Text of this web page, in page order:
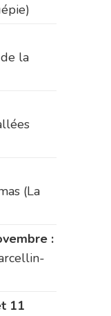
la
(La
:
11